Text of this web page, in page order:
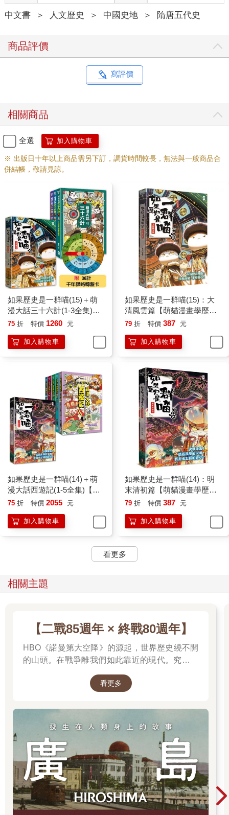
中文書 ＞ 人文歷史 ＞ 中國史地 ＞ 隋唐五代史
商品評價
寫評價
相關商品
全選 加入購物車
※ 出版日十年以上商品需另下訂，調貨時間較長，無法與一般商品合
併結帳，敬請見諒。
如果歷史是一群喵(15)＋萌
漫大話三十六計(1-3全集)
【共4冊套書】
75 折 特價 1260 元
加入購物車
如果歷史是一群喵(15)：大
清風雲篇【萌貓漫畫學歷
史】
79 折 特價 387 元
加入購物車
如果歷史是一群喵(14)＋萌
漫大話西遊記(1-5全集)【共6
冊套書】
75 折 特價 2055 元
加入購物車
如果歷史是一群喵(14)：明
末清初篇【萌貓漫畫學歷
史】
79 折 特價 387 元
加入購物車
看更多
相關主題
【二戰85週年 × 終戰80週年】
HBO《諾曼第大空降》的源起，世界歷史繞不開
的山頭。在戰爭離我們如此靠近的現代。究竟是
什麼力量驅動全球上億名男女，投入這場空前絕
後、影響至今的軍事衝突？我們站在世界和平的
理由。
看更多